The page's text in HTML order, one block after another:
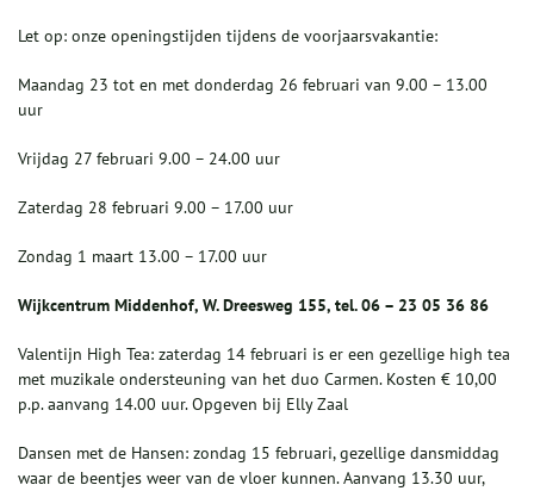
Let op: onze openingstijden tijdens de voorjaarsvakantie:
Maandag 23 tot en met donderdag 26 februari van 9.00 – 13.00
uur
Vrijdag 27 februari 9.00 – 24.00 uur
Zaterdag 28 februari 9.00 – 17.00 uur
Zondag 1 maart 13.00 – 17.00 uur
Wijkcentrum Middenhof, W. Dreesweg 155, tel. 06 – 23 05 36 86
Valentijn High Tea: zaterdag 14 februari is er een gezellige high tea
met muzikale ondersteuning van het duo Carmen. Kosten € 10,00
p.p. aanvang 14.00 uur. Opgeven bij Elly Zaal
Dansen met de Hansen: zondag 15 februari, gezellige dansmiddag
waar de beentjes weer van de vloer kunnen. Aanvang 13.30 uur,